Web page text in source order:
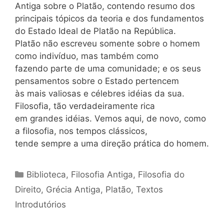
Antiga sobre o Platão, contendo resumo dos
principais tópicos da teoria e dos fundamentos
do Estado Ideal de Platão na República.
Platão não escreveu somente sobre o homem
como indivíduo, mas também como
fazendo parte de uma comunidade; e os seus
pensamentos sobre o Estado pertencem
às mais valiosas e célebres idéias da sua.
Filosofia, tão verdadeira­mente rica
em grandes idéias. Vemos aqui, de novo, como
a filosofia, nos tempos clássicos,
tende sempre a uma direção prática do homem.
Categorias
Biblioteca, Filosofia Antiga, Filosofia do
Direito, Grécia Antiga, Platão, Textos
Introdutórios